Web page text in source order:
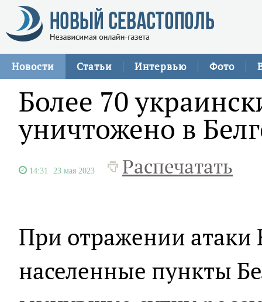
Новости Статьи Интервью Фото
Более 70
уничтожено в
14:31 23 мая 2023 Распечатать
При отражении
населенные пункты